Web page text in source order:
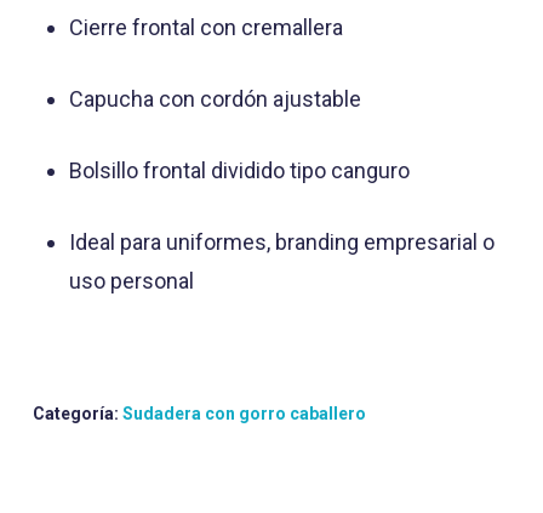
Cierre frontal con cremallera
Capucha con cordón ajustable
Bolsillo frontal dividido tipo canguro
Ideal para uniformes, branding empresarial o
uso personal
Categoría: Sudadera con gorro caballero